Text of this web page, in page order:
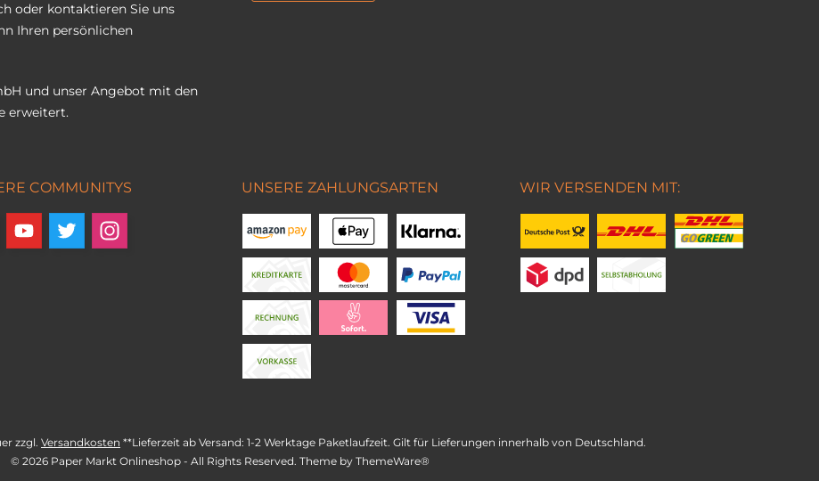
oder kontaktieren Sie uns
Ihren persönlichen
und unser Angebot mit den
erweitert.
COMMUNITYS UNSERE ZAHLUNGSARTEN WIR VERSENDEN MIT:
zzgl. Versandkosten **Lieferzeit ab Versand: 1-2 Werktage Paketlaufzeit. Gilt für Lieferungen innerhalb von Deutschland.
© 2026 Paper Markt Onlineshop - All Rights Reserved. Theme by ThemeWare®